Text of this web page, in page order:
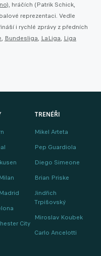
), hráčích (Patrik Schick,
reprezentaci. Vedle
i rychlé zprávy z předních
, Bundesliga, LaLiga, Liga
City
TRENÉŘI
Mikel Arteta
Pep Guardiola
Diego Simeone
Brian Priske
Jindřich
Trpišovský
Miroslav Koubek
Carlo Ancelotti